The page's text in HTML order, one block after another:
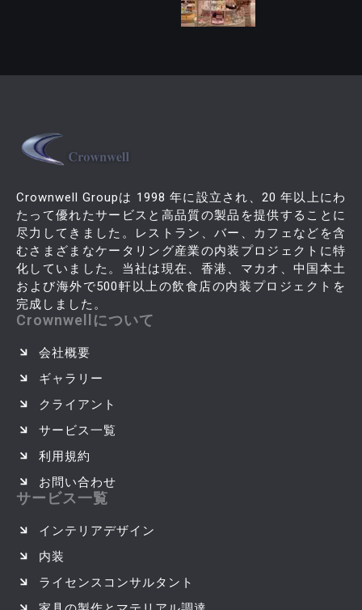
Crownwell Groupは 1998 年に設立され、20 年以上にわ
たって優れたサービスと高品質の製品を提供することに
尽力してきました。レストラン、バー、カフェなどを含
むさまざまなケータリング産業の内装プロジェクトに特
化していました。当社は現在、香港、マカオ、中国本土
および海外で500軒以上の飲食店の内装プロジェクトを
完成しました。
Crownwellについて
会社概要
ギャラリー
クライアント
サービス一覧
利用規約
お問い合わせ
サービス一覧
インテリアデザイン
内装
ライセンスコンサルタント